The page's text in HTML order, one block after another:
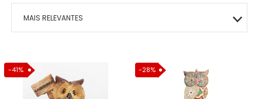
MAIS RELEVANTES
MENOR PREÇO
-41% -28%